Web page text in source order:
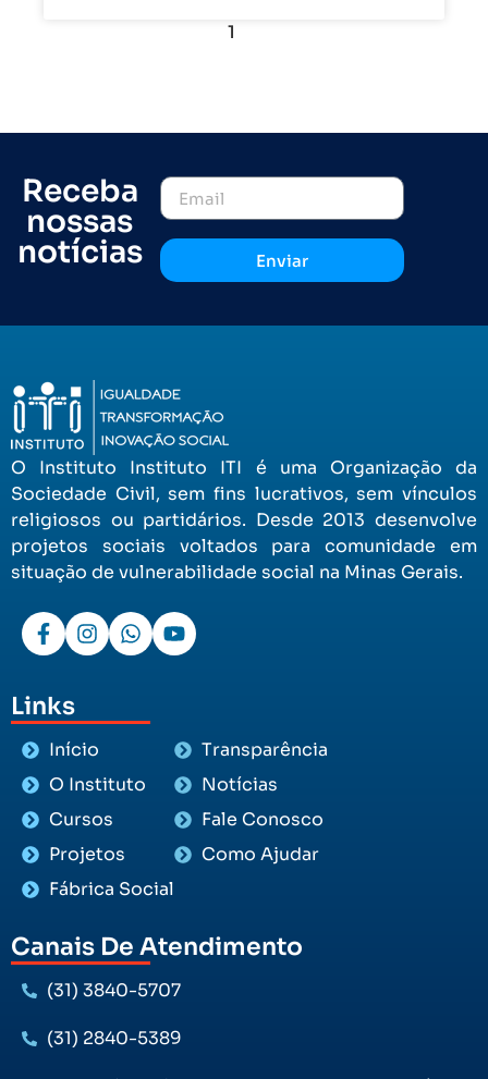
1
Receba
nossas
notícias
Enviar
O Instituto Instituto ITI é uma Organização da
Sociedade Civil, sem fins lucrativos, sem vínculos
religiosos ou partidários. Desde 2013 desenvolve
projetos sociais voltados para comunidade em
situação de vulnerabilidade social na Minas Gerais.
Links
Início
O Instituto
Cursos
Projetos
Fábrica Social
Transparência
Notícias
Fale Conosco
Como Ajudar
Canais De Atendimento
(31) 3840-5707
(31) 2840-5389